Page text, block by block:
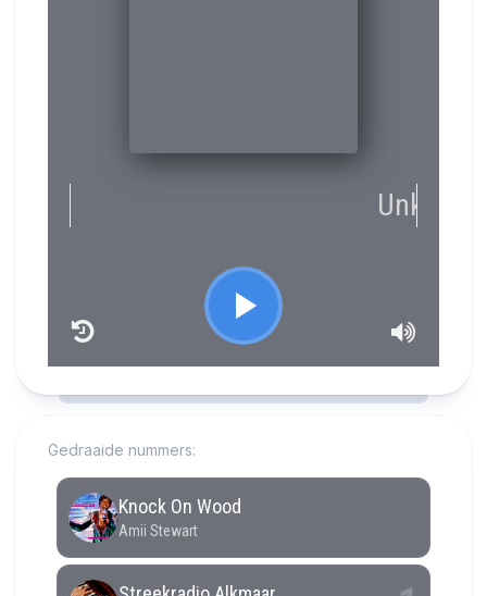
Gedraaide nummers: